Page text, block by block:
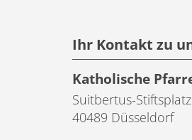
Ihr Kontakt zu
Katholische
Suitbertus-
40489 Düsseldorf